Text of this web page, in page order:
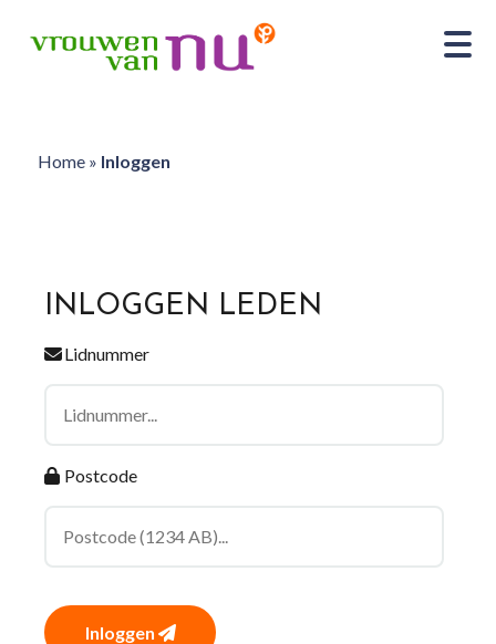
Home» Inloggen
INLOGGEN LEDEN
Lidnummer
Postcode
Inloggen